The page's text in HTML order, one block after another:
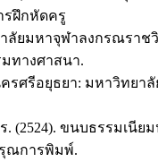
รฝึกหัดครู
ยมหาจุฬาลงกรณราชวิ
ทางศาสนา.
รศรีอยุธยา: มหาวิทยา
. (2524). ขนบธรรมเนีย
ณการพิมพ์.